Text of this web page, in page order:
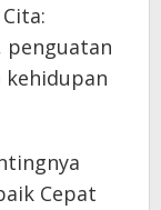
kehidupan
Cepat